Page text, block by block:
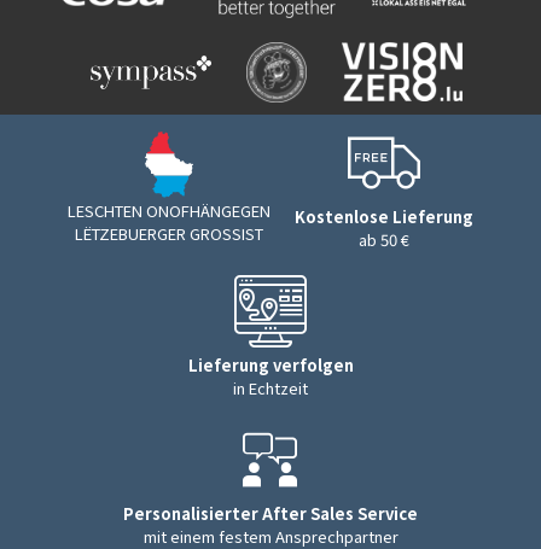
LESCHTEN ONOFHÄNGEGEN
LËTZEBUERGER GROSSIST
Kostenlose Lieferung
ab 50 €
Lieferung verfolgen
in Echtzeit
Personalisierter After Sales Service
mit einem festem Ansprechpartner